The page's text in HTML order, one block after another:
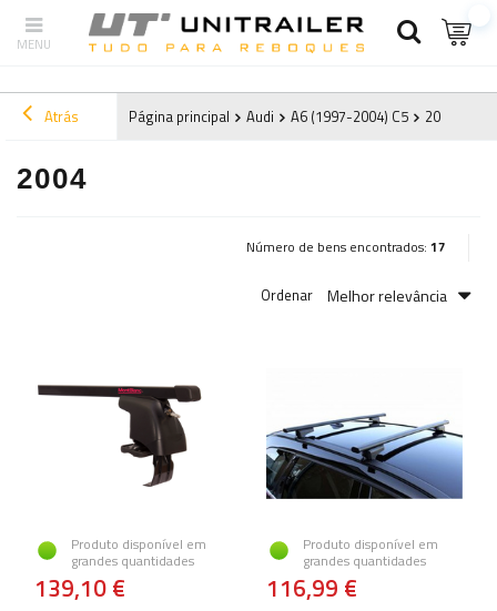
Atrás Página principal Audi A6 (1997-2004) C5 2004
2004
Número de bens encontrados: 17
Ordenar Melhor relevância
Produto disponível em
grandes quantidades
139,10 €
Produto disponível em
grandes quantidades
116,99 €